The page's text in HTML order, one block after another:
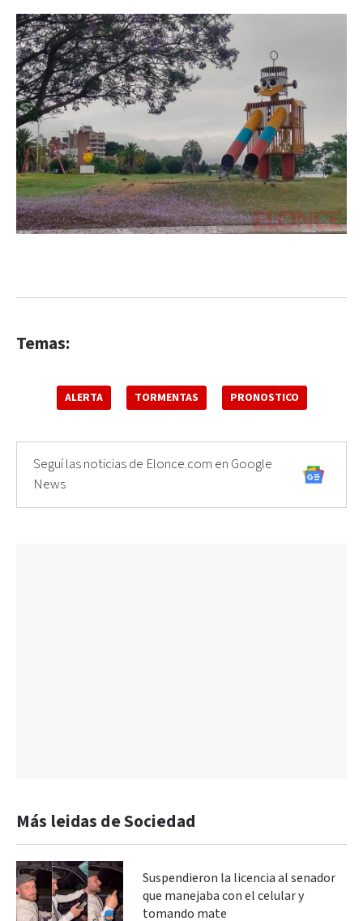
Temas:
ALERTA TORMENTAS PRONOSTICO
Seguí las noticias de Elonce.com en Google
News
Más leidas de Sociedad
Suspendieron la licencia al senador
que manejaba con el celular y
tomando mate